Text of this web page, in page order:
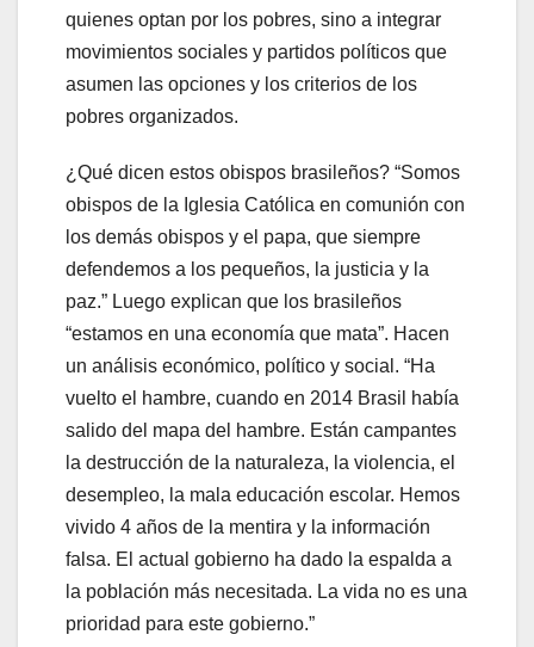
quienes optan por los pobres, sino a integrar
movimientos sociales y partidos políticos que
asumen las opciones y los criterios de los
pobres organizados.
¿Qué dicen estos obispos brasileños? “Somos
obispos de la Iglesia Católica en comunión con
los demás obispos y el papa, que siempre
defendemos a los pequeños, la justicia y la
paz.” Luego explican que los brasileños
“estamos en una economía que mata”. Hacen
un análisis económico, político y social. “Ha
vuelto el hambre, cuando en 2014 Brasil había
salido del mapa del hambre. Están campantes
la destrucción de la naturaleza, la violencia, el
desempleo, la mala educación escolar. Hemos
vivido 4 años de la mentira y la información
falsa. El actual gobierno ha dado la espalda a
la población más necesitada. La vida no es una
prioridad para este gobierno.”